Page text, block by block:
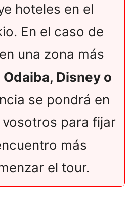
hoteles en el
En el caso de
una zona más
Odaiba, Disney o
se pondrá en
para fijar
más
el tour.